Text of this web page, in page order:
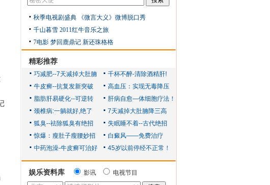
秋季电视剧盛典
《微言大义》微博脱口秀
千山暮雪 2011红牛音乐之旅
7电影 梦回鹿鼎记 新还珠格格
精彩推荐
娱乐资料库 影讯 电视节目